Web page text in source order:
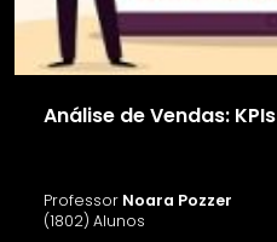
Análise de Vendas: KPIs
Professor Noara Pozzer
(1802) Alunos